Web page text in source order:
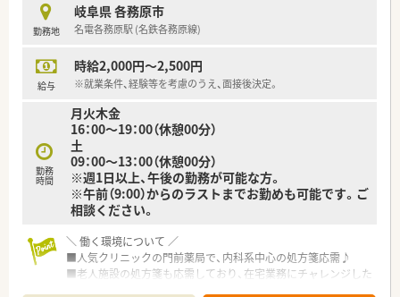
勤務地
岐阜県 各務原市
名電各務原駅 (名鉄各務原線)
給与
時給2,000円～2,500円
※就業条件、経験等を考慮のうえ、面接後決定。
勤務
時間
月火木金
16：00～19：00（休憩00分）
土
09：00～13：00（休憩00分）
※週1日以上、午後の勤務が可能な方。
※午前（9:00）からのラストまでお勤めも可能です。ご
相談ください。
＼ 働く環境について ／
■人気クリニックの門前薬局で、内科系中心の処方箋応需♪
■老人施設の処方箋も応需しており、在宅業務にチャレンジした